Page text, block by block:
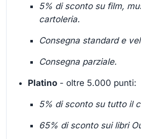
5% di sconto su film,
cartoleria.
Consegna standard e
Consegna parziale.
Platino - oltre 5.000 punti:
5% di sconto su tutto il
65% di sconto sui libri